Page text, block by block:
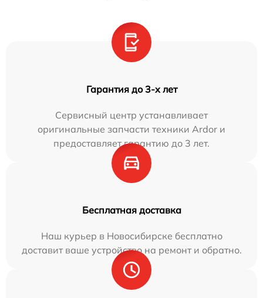
Гарантия до 3-х лет
Сервисный центр устанавливает
оригинальные запчасти техники Ardor и
предоставляет гарантию до 3 лет.
Бесплатная доставка
Наш курьер в Новосибирске бесплатно
доставит ваше устройство на ремонт и обратно.